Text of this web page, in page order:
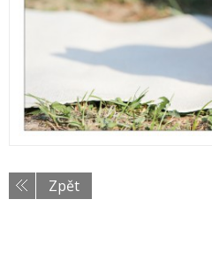
Zpět